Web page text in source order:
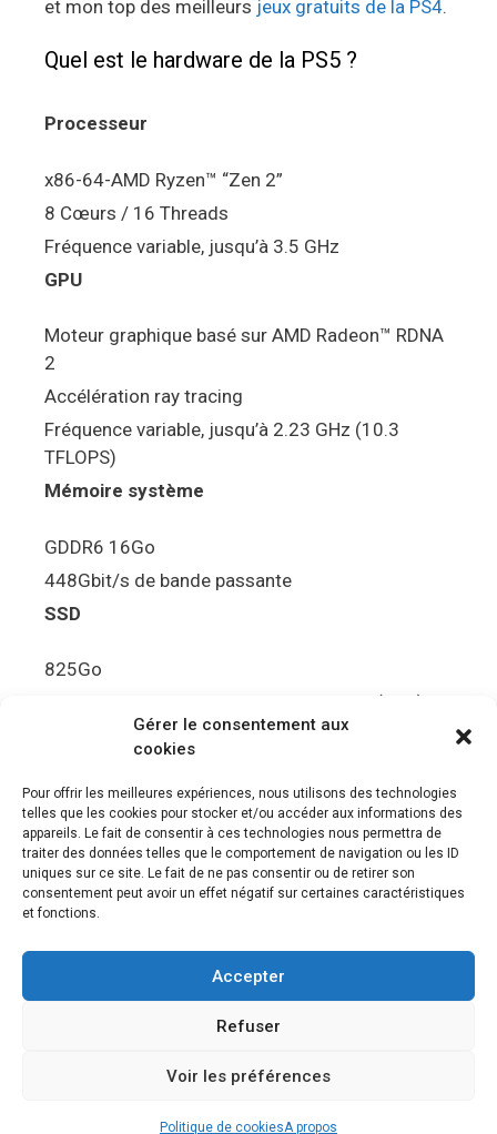
Gérer le consentement aux
cookies
Pour offrir les meilleures expériences, nous utilisons des technologies
telles que les cookies pour stocker et/ou accéder aux informations des
appareils. Le fait de consentir à ces technologies nous permettra de
traiter des données telles que le comportement de navigation ou les ID
uniques sur ce site. Le fait de ne pas consentir ou de retirer son
consentement peut avoir un effet négatif sur certaines caractéristiques
et fonctions.
Accepter
Refuser
Voir les préférences
Politique de cookiesA propos
et mon top des meilleurs jeux gratuits de la PS4.
Quel est le hardware de la PS5 ?
Processeur
x86-64-AMD Ryzen™ “Zen 2”
8 Cœurs / 16 Threads
Fréquence variable, jusqu’à 3.5 GHz
GPU
Moteur graphique basé sur AMD Radeon™ RDNA
2
Accélération ray tracing
Fréquence variable, jusqu’à 2.23 GHz (10.3
TFLOPS)
Mémoire système
GDDR6 16Go
448Gbit/s de bande passante
SSD
825Go
5.5Gbit/s de bande passante en lecture (Brut)
Disque de jeu PS5
Ultra HD Blu-ray™, jusqu’à 100Go/disque
Sortie vidéo
Compatibilité avec les téléviseurs 4K 120Hz et
8K, VRR (spécification HDMI v. 2.1)
“Tempest” 3D AudioTec
Construit avecGeneratePress